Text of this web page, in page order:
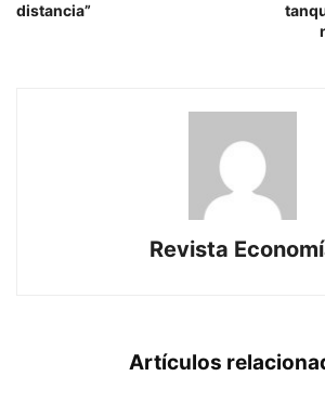
distancia”
Revista
Artículos